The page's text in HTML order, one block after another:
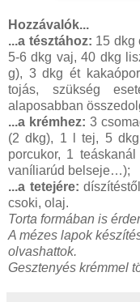
Hozzávalók...
...a tésztához: 15 dkg
5-6 dkg vaj, 40 dkg
g), 3 dkg ét
tojás, szükség
alaposabban
...a krémhez: 3
(2 dkg), 1 l tej, 5
porcukor, 1
vaníliarúd belseje…);
...a tetejére:
csoki, olaj.
Torta formában is
A mézes lapok
olvashattok.
Gesztenyés krémmel